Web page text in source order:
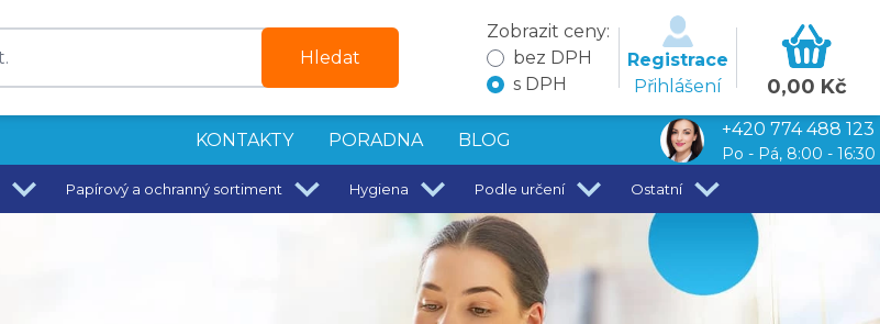
Hledat
Zobrazit ceny:
bez DPH
s DPH
Registrace
Přihlášení
0,00 Kč
KONTAKTY PORADNA BLOG
+420 774 488 123
Po - Pá, 8:00 - 16:30
Papírový a ochranný sortiment Hygiena Podle určení Ostatní